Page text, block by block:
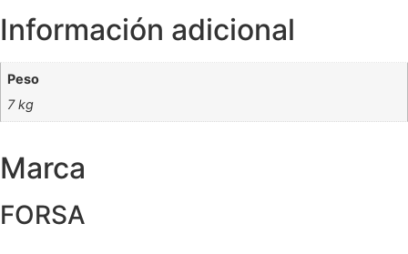
Información adicional
Peso
7 kg
Marca
FORSA